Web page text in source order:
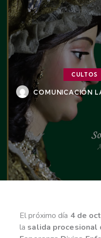
CULTOS
COMUNICACIÓN
El próximo día 4 de
la salida procesional